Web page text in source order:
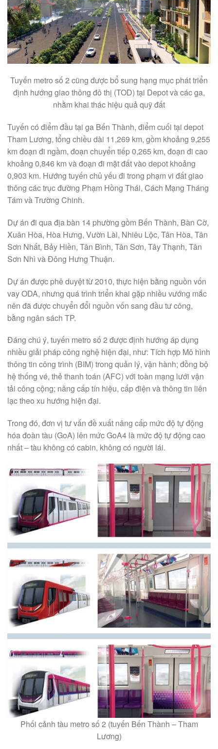
Tuyến metro số 2 cũng được bổ sung hạng mục phát triển
định hướng giao thông đô thị (TOD) tại Depot và các ga,
nhằm khai thác hiệu quả quỹ đất
Tuyến có điểm đầu tại ga Bến Thành, điểm cuối tại depot
Tham Lương, tổng chiều dài 11,269 km, gồm khoảng 9,255
km đoạn đi ngầm, đoạn chuyển tiếp 0,265 km, đoạn đi cao
khoảng 0,846 km và đoạn đi mặt đất vào depot khoảng
0,903 km. Hướng tuyến chủ yếu đi trong phạm vi đất giao
thông các trục đường Phạm Hồng Thái, Cách Mạng Tháng
Tám và Trường Chinh.
Dự án đi qua địa bàn 14 phường gồm Bến Thành, Bàn Cờ,
Xuân Hòa, Hòa Hưng, Vườn Lài, Nhiêu Lộc, Tân Hòa, Tân
Sơn Nhất, Bảy Hiền, Tân Bình, Tân Sơn, Tây Thạnh, Tân
Sơn Nhì và Đông Hưng Thuận.
Dự án được phê duyệt từ 2010, thực hiện bằng nguồn vốn
vay ODA, nhưng quá trình triển khai gặp nhiều vướng mắc
nên đã được chuyển đổi nguồn vốn sang đầu tư công,
bằng ngân sách TP.
Đáng chú ý, tuyến metro số 2 được định hướng áp dụng
nhiều giải pháp công nghệ hiện đại, như: Tích hợp Mô hình
thông tin công trình (BIM) trong quản lý, vận hành; đồng bộ
hệ thống vé, thẻ thanh toán (AFC) với toàn mạng lưới vận
tải công cộng; nâng cấp tín hiệu, cấp điện và thông tin liên
lạc theo xu hướng hiện đại.
Trong đó, đơn vị tư vấn đề xuất nâng cấp mức độ tự động
hóa đoàn tàu (GoA) lên mức GoA4 là mức độ tự động cao
nhất – tàu không có cabin, không có người lái.
Phối cảnh tàu metro số 2 (tuyến Bến Thành – Tham
Lương)